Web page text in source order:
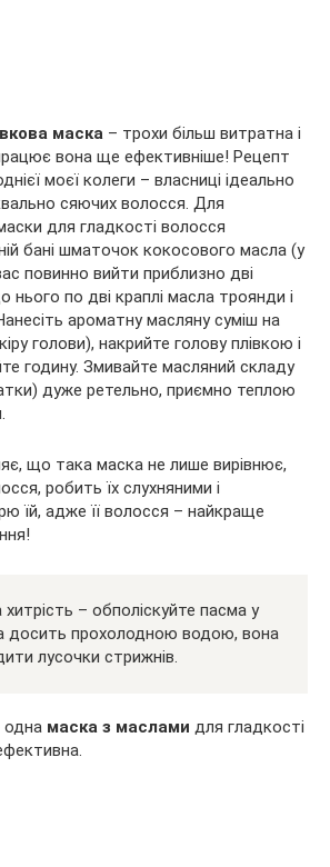
маска – трохи більш витратна і
вона ще ефективніше! Рецепт
моєї колеги – власниці ідеально
сяючих волосся. Для
для гладкості волосся
бані шматочок кокосового масла (у
повинно вийти приблизно дві
по дві краплі масла троянди і
ароматну масляну суміш на
голови), накрийте голову плівкою і
годину. Змивайте масляний складу
дуже ретельно, приємно теплою
що така маска не лише вирівнює,
робить їх слухняними і
їй, адже її волосся – найкраще
– обполіскуйте пасма у
досить прохолодною водою, вона
лусочки стрижнів.
маска з маслами для гладкості